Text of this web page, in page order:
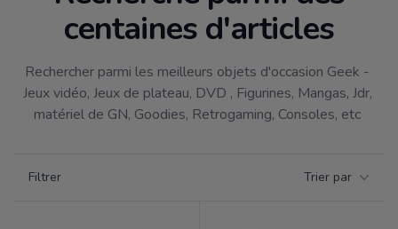
centaines d'articles
Rechercher parmi les meilleurs objets d'occasion Geek -
Jeux vidéo, Jeux de plateau, DVD , Figurines, Mangas, Jdr,
matériel de GN, Goodies, Retrogaming, Consoles, etc
Filtrer Trier par